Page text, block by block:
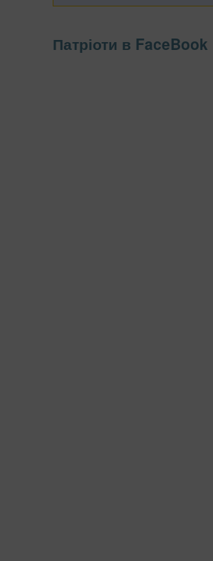
Патріоти в FaceBook